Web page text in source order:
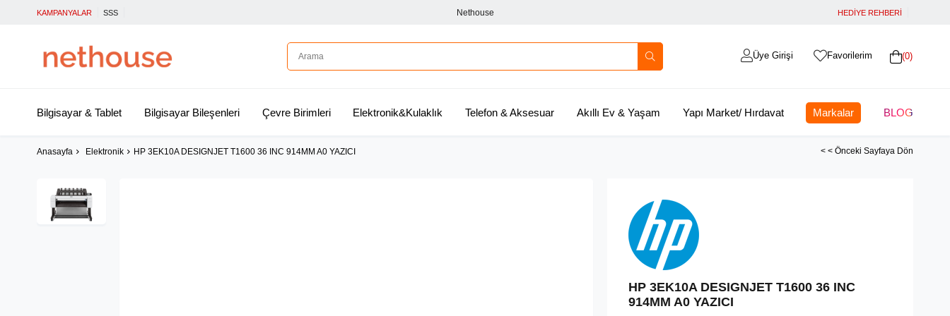
KAMPANYALAR SSS Nethouse HEDİYE REHBERİ
0
Favorilerim
Üye Girişi
Bilgisayar & Tablet Bilgisayar Bileşenleri Çevre Birimleri Elektronik&Kulaklık Telefon & Aksesuar Akıllı Ev & Yaşam Yapı Market/ Hırdavat Markalar BLOG
Anasayfa Elektronik HP 3EK10A DESIGNJET T1600 36 INC 914MM A0 YAZICI < < Önceki Sayfaya Dön
HP 3EK10A DESIGNJET T1600 36 INC
914MM A0 YAZICI